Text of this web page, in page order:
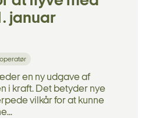
januar
en ny udgave af
i kraft. Det betyder nye
vilkår for at kunne